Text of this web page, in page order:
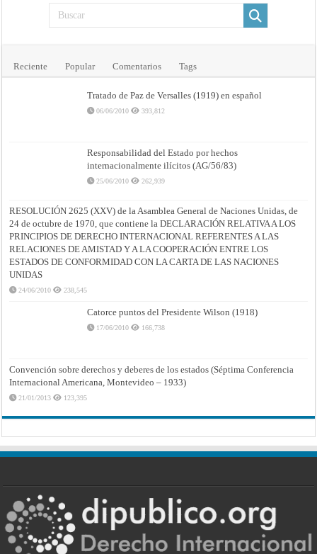
Reciente Popular Comentarios Tags
Tratado de Paz de Versalles (1919) en español
06/06/2010 393,812
Responsabilidad del Estado por hechos
internacionalmente ilícitos (AG/56/83)
25/06/2010 262,939
RESOLUCIÓN 2625 (XXV) de la Asamblea General de Naciones Unidas, de
24 de octubre de 1970, que contiene la DECLARACIÓN RELATIVA A LOS
PRINCIPIOS DE DERECHO INTERNACIONAL REFERENTES A LAS
RELACIONES DE AMISTAD Y A LA COOPERACIÓN ENTRE LOS
ESTADOS DE CONFORMIDAD CON LA CARTA DE LAS NACIONES
UNIDAS
24/06/2010 238,545
Catorce puntos del Presidente Wilson (1918)
17/06/2010 166,738
Convención sobre derechos y deberes de los estados (Séptima Conferencia
Internacional Americana, Montevideo – 1933)
21/01/2013 123,395